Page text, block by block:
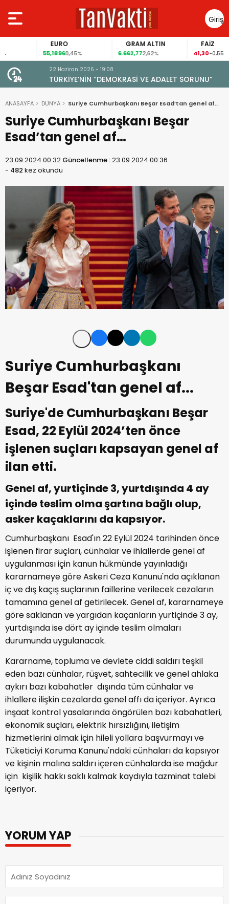
Giriş
Yap
0,45%
GRAM ALTIN
2,62% -0,55%
22 Haziran 2026 - 19:08
TÜRKİYE’NİN “DEMOKRASİ VE ADALET SORUNU”
ANASAYFA DÜNYA Suriye Cumhurbaşkanı Beşar Esad’tan genel af…
Suriye Cumhurbaşkanı Beşar
Esad’tan genel af…
23.09.2024 00:32 Güncellenme :23.09.2024 00:36
- 482 kez okundu
Suriye Cumhurbaşkanı
Beşar Esad'tan genel af...
Suriye'de Cumhurbaşkanı Beşar
Esad, 22 Eylül 2024’ten önce
işlenen suçları kapsayan genel af
ilan etti.
Genel af, yurtiçinde 3, yurtdışında 4 ay
içinde teslim olma şartına bağlı olup,
asker kaçaklarını da kapsıyor.
Cumhurbaşkanı Esad'ın 22 Eylül 2024 tarihinden önce
işlenen firar suçları, cünhalar ve ihlallerde genel af
uygulanması için kanun hükmünde yayınladığı
kararnameye göre Askeri Ceza Kanunu'nda açıklanan
iç ve dış kaçış suçlarının faillerine verilecek cezaların
tamamına genel af getirilecek. Genel af, kararnameye
göre saklanan ve yargıdan kaçanların yurtiçinde 3 ay,
yurtdışında ise dört ay içinde teslim olmaları
durumunda uygulanacak.
Kararname, topluma ve devlete ciddi saldırı teşkil
eden bazı cünhalar, rüşvet, sahtecilik ve genel ahlaka
aykırı bazı kabahatler dışında tüm cünhalar ve
ihlallere ilişkin cezalarda genel affı da içeriyor. Ayrıca
inşaat kontrol yasalarında öngörülen bazı kabahatleri,
ekonomik suçları, elektrik hırsızlığını, iletişim
hizmetlerini almak için hileli yollara başvurmayı ve
Tüketiciyi Koruma Kanunu'ndaki cünhaları da kapsıyor
ve kişinin malına saldırı içeren cünhalarda ise mağdur
için kişilik hakkı saklı kalmak kaydıyla tazminat talebi
içeriyor.
YORUM YAP